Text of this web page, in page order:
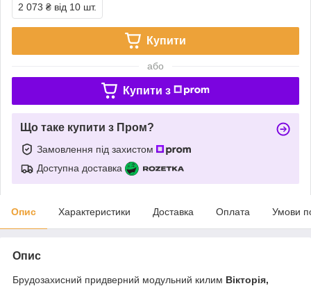
2 073 ₴ від 10 шт.
Купити
або
Купити з
Що таке купити з Пром?
Замовлення під захистом
Доступна доставка
Опис Характеристики Доставка Оплата Умови
Опис
Брудозахисний придверний модульний килим Вікторія,